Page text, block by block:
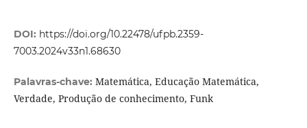
DOI: https://doi.org/10.22478/ufpb.2359-
7003.2024v33n1.68630
Palavras-chave: Matemática, Educação Matemática,
Verdade, Produção de conhecimento, Funk